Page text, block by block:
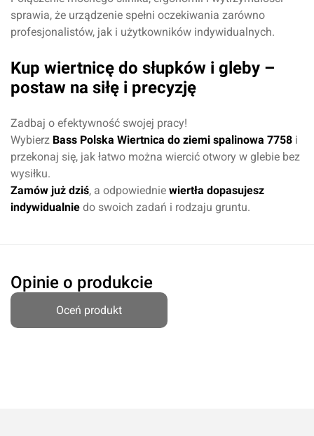
sprawia, że urządzenie spełni oczekiwania zarówno
profesjonalistów, jak i użytkowników indywidualnych.
Kup wiertnicę do słupków i gleby –
postaw na siłę i precyzję
Zadbaj o efektywność swojej pracy!
Wybierz Bass Polska Wiertnica do ziemi spalinowa 7758 i
przekonaj się, jak łatwo można wiercić otwory w glebie bez
wysiłku.
Zamów już dziś, a odpowiednie wiertła dopasujesz
indywidualnie do swoich zadań i rodzaju gruntu.
Opinie o produkcie
Oceń produkt
Anuluj